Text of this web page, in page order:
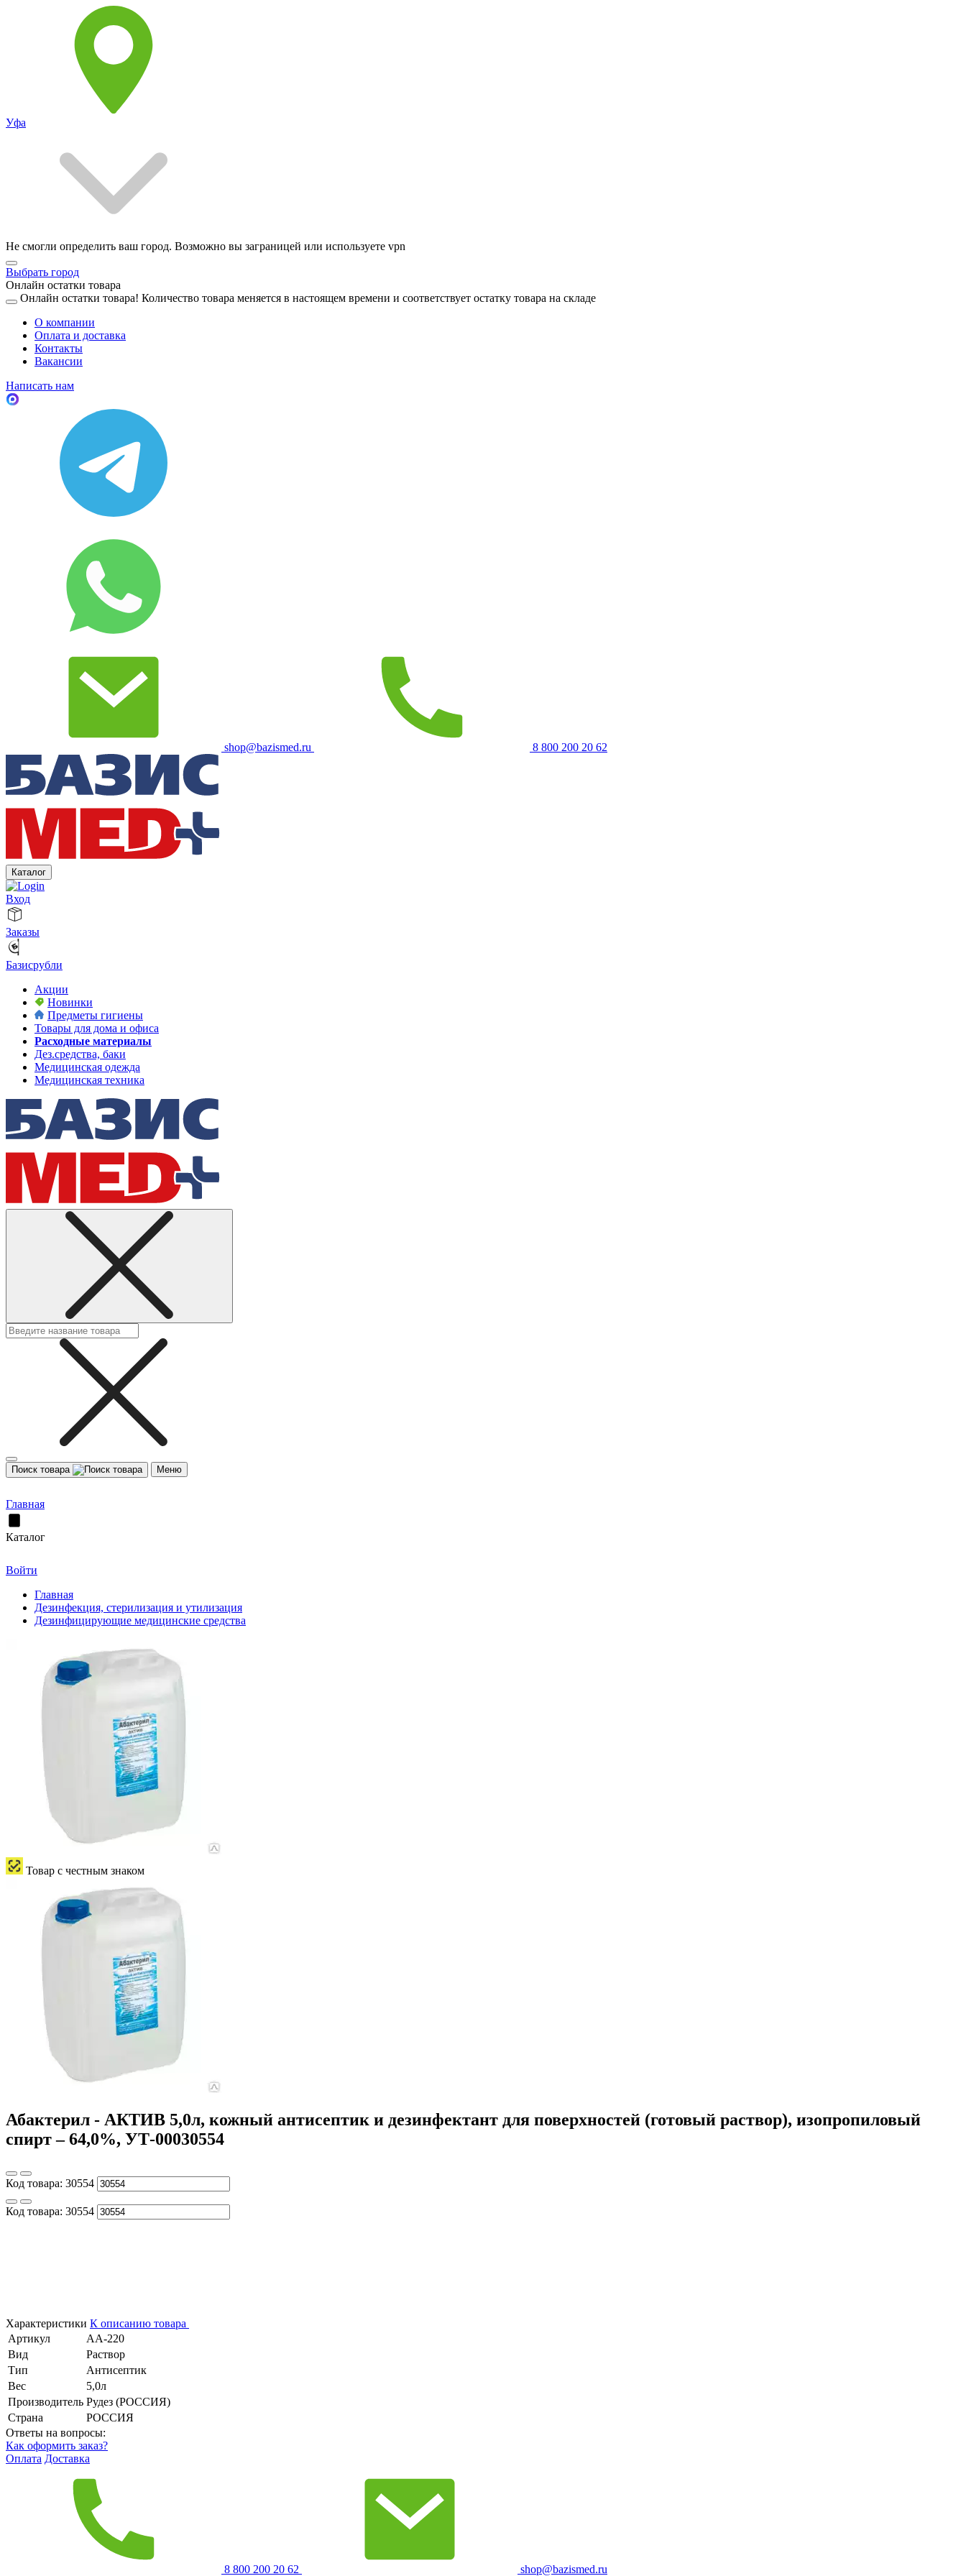
Уфа
Не смогли определить ваш город. Возможно вы заграницей или используете vpn
Выбрать город
Онлайн остатки товара
Онлайн остатки товара! Количество товара меняется в настоящем времени и соответствует остатку товара на складе
О компании
Оплата и доставка
Контакты
Вакансии
Написать нам
shop@bazismed.ru 8 800 200 20 62
Каталог
Вход
Заказы
Базисрубли
Акции
Новинки
Предметы гигиены
Товары для дома и офиса
Расходные материалы
Дез.средства, баки
Медицинская одежда
Медицинская техника
Поиск товара Меню
Главная
Каталог
Войти
Главная
Дезинфекция, стерилизация и утилизация
Дезинфицирующие медицинские средства
Товар с честным знаком
Абактерил - АКТИВ 5,0л, кожный антисептик и дезинфектант для поверхностей (готовый раствор), изопропиловый
спирт – 64,0%, УТ-00030554
Код товара: 30554
Код товара: 30554
Характеристики К описанию товара
Артикул
АА-220
Вид
Раствор
Тип
Антисептик
Вес
5,0л
Производитель Рудез (РОССИЯ)
Страна
РОССИЯ
Ответы на вопросы:
Как оформить заказ?
Оплата Доставка
8 800 200 20 62
shop@bazismed.ru